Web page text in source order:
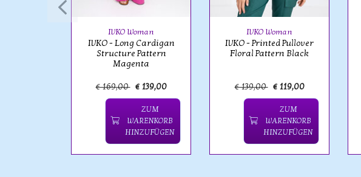
IVKO Woman
IVKO - Long Cardigan
Structure Pattern
Magenta
€ 169,00 € 139,00
ZUM
WARENKORB
HINZUFÜGEN
IVKO Woman
IVKO - Printed Pullover
Floral Pattern Black
€ 139,00 € 119,00
ZUM
WARENKORB
HINZUFÜGEN